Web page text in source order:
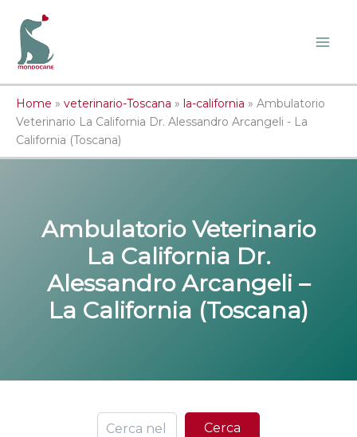
contenuto
Home » veterinario-Toscana » la-california » Ambulatorio
Veterinario La California Dr. Alessandro Arcangeli - La
California (Toscana)
Ambulatorio Veterinario
La California Dr.
Alessandro Arcangeli –
La California (Toscana)
Cerca